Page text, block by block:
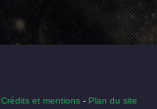
Crédits et mentions - Plan du site